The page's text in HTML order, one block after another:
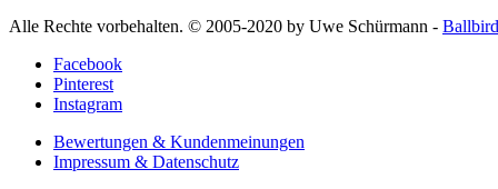
Alle Rechte vorbehalten. © 2005-2020 by Uwe Schürmann -
Facebook
Pinterest
Instagram
Bewertungen & Kundenmeinungen
Impressum & Datenschutz